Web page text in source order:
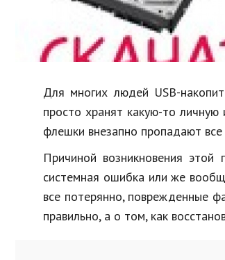
Для многих людей USB-
просто хранят какую-то
флешки внезапно пропадают
Причиной возникновения
системная ошибка или же
все потерянно, поврежденные
правильно, а о том, как